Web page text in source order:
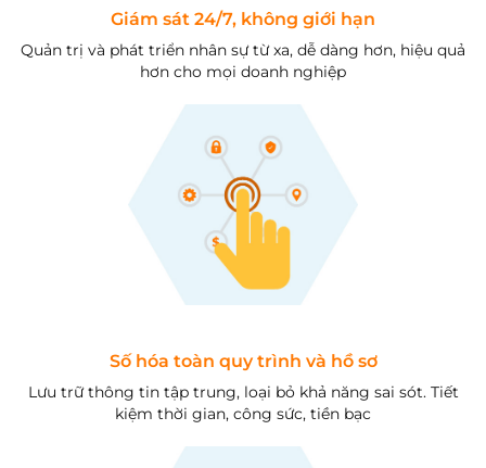
Giám sát 24/7, không giới hạn
Quản trị và phát triển nhân sự từ xa, dễ dàng hơn, hiệu quả
hơn cho mọi doanh nghiệp
Số hóa toàn quy trình và hồ sơ
Lưu trữ thông tin tập trung, loại bỏ khả năng sai sót. Tiết
kiệm thời gian, công sức, tiền bạc